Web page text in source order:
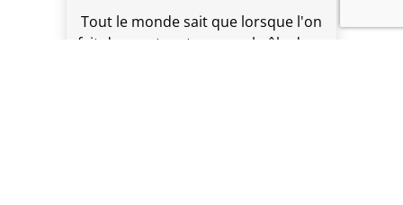
Tout le monde sait que lorsque l'on
fait du sport, notre corps brûle des...